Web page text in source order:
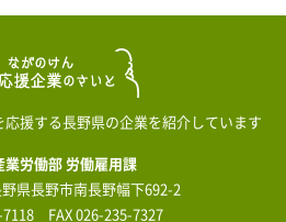
援する長野県の企業を紹介しています
業労働部 労働雇用課
県長野市南長野幅下692-2
FAX 026-235-7327